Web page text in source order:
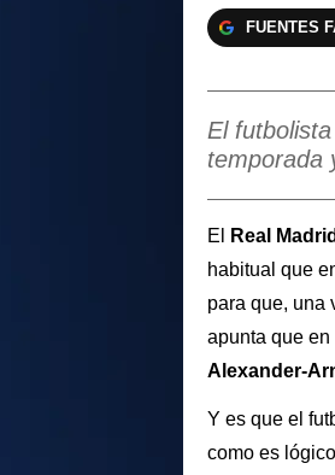
FUENTES
El
temporada
El Real Madrid
habitual que
para que, una
apunta que
Alexander-
Y es que el
como es